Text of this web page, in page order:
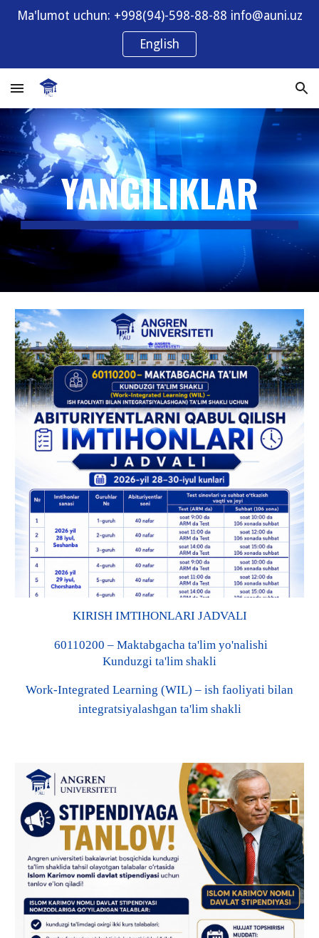
Ma'lumot uchun: +998(94)-598-88-88 info@auni.uz
English
YANGILIKLAR
KIRISH IMTIHONLARI JADVALI
60110200 – Maktabgacha ta'lim yo'nalishi
Kunduzgi ta'lim shakli
Work-Integrated Learning (WIL) – ish faoliyati bilan
integratsiyalashgan ta'lim shakli